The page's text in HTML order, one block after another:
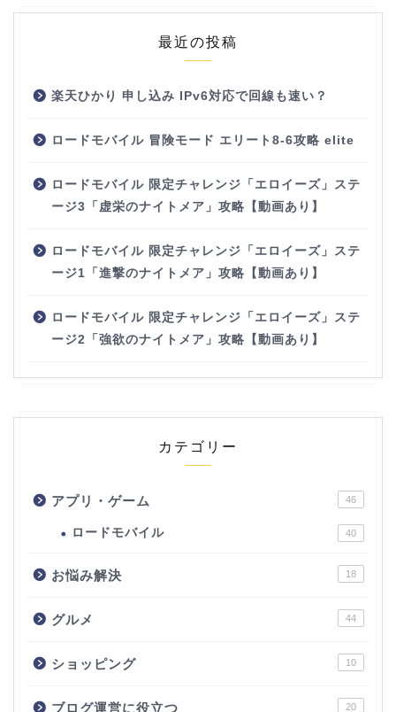
最近の投稿
楽天ひかり 申し込み IPv6対応で回線も速い？
ロードモバイル 冒険モード エリート8-6攻略 elite
ロードモバイル 限定チャレンジ「エロイーズ」ステ
ージ3「虚栄のナイトメア」攻略【動画あり】
ロードモバイル 限定チャレンジ「エロイーズ」ステ
ージ1「進撃のナイトメア」攻略【動画あり】
ロードモバイル 限定チャレンジ「エロイーズ」ステ
ージ2「強欲のナイトメア」攻略【動画あり】
カテゴリー
アプリ・ゲーム 46
ロードモバイル 40
お悩み解決 18
グルメ 44
ショッピング 10
ブログ運営に役立つ 20